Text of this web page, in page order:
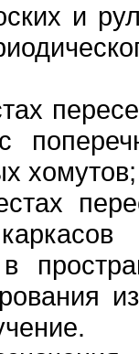
и
попере
хомутов;
ния